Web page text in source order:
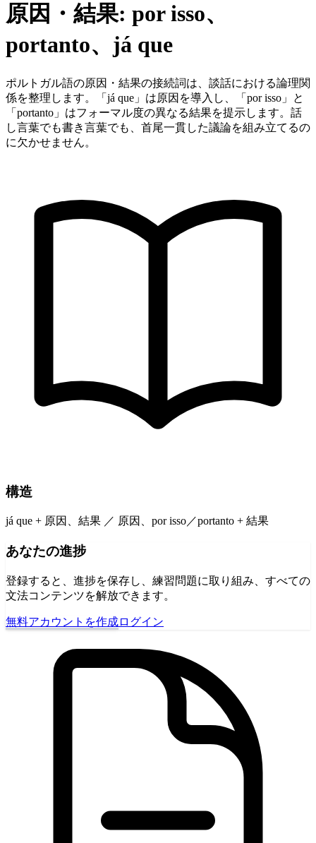
原因・結果: por isso、
portanto、já que
ポルトガル語の原因・結果の接続詞は、談話における論理関
係を整理します。「já que」は原因を導入し、「por isso」と
「portanto」はフォーマル度の異なる結果を提示します。話
し言葉でも書き言葉でも、首尾一貫した議論を組み立てるの
に欠かせません。
構造
já que + 原因、結果 ／ 原因、por isso／portanto + 結果
あなたの進捗
登録すると、進捗を保存し、練習問題に取り組み、すべての
文法コンテンツを解放できます。
無料アカウントを作成ログイン